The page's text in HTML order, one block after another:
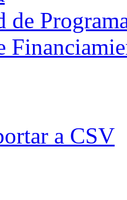
de
a CSV